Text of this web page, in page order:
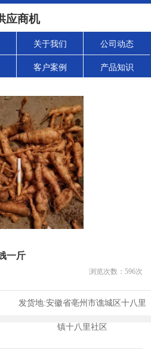
应商机
关于我们 公司动态
客户案例 产品知识
一斤
浏览次数： 596次
发货地:安徽省亳州市谯城区十八里
镇十八里社区